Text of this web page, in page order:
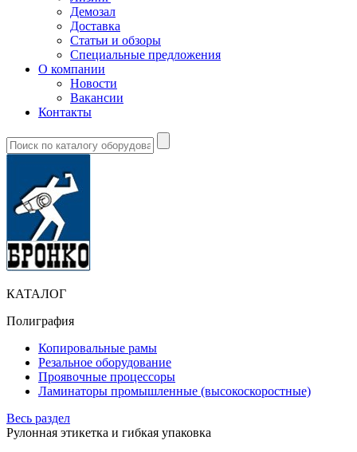
Демозал
Доставка
Статьи и обзоры
Специальные предложения
О компании
Новости
Вакансии
Контакты
КАТАЛОГ
Полиграфия
Копировальные рамы
Резальное оборудование
Проявочные процессоры
Ламинаторы промышленные (высокоскоростные)
Весь раздел
Рулонная этикетка и гибкая упаковка